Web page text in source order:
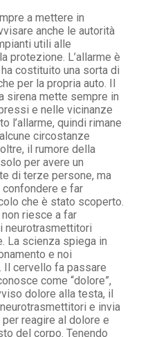
a mettere in
anche le autorità
utili alle
protezione. L’allarme è
costituito una sorta di
per la propria auto. Il
sirena mette sempre in
e nelle vicinanze
l’allarme, quindi rimane
circostanze
il rumore della
per avere un
di terze persone, ma
e far
che è stato scoperto.
riesce a far
neurotrasmettitori
La scienza spiega in
e noi
cervello fa passare
come “dolore”,
dolore alla testa, il
e invia
reagire al dolore e
del corpo. Tenendo